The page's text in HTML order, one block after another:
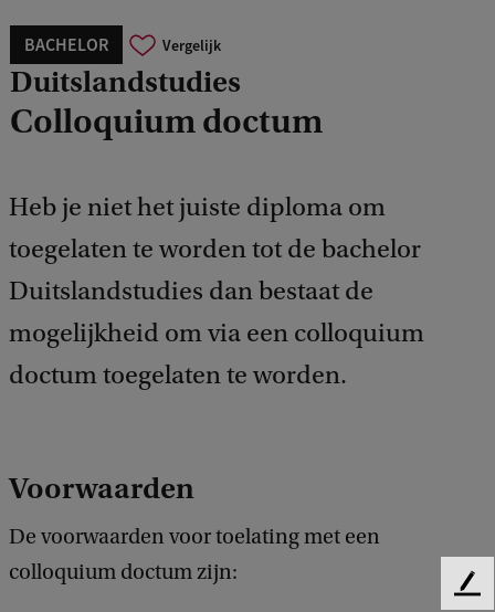
BACHELOR Vergelijk
Duitslandstudies
Colloquium doctum
Heb je niet het juiste diploma om
toegelaten te worden tot de bachelor
Duitslandstudies dan bestaat de
mogelijkheid om via een colloquium
doctum toegelaten te worden.
Voorwaarden
De voorwaarden voor toelating met een
colloquium doctum zijn:
F